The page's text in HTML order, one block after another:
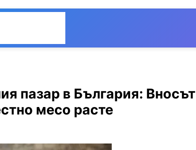
пазар в България: Вносът
месо расте